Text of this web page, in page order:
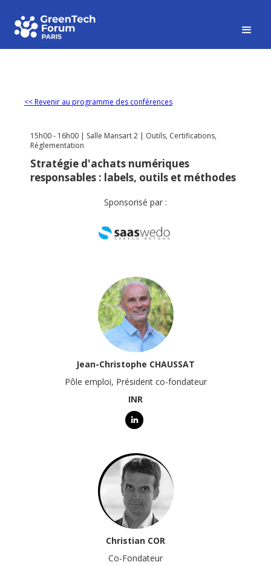
<< Revenir au programme des conférences
15h00 - 16h00 | Salle Mansart 2 | Outils, Certifications,
Réglementation
Stratégie d'achats numériques
responsables : labels, outils et méthodes
Sponsorisé par :
Jean-Christophe CHAUSSAT
Pôle emploi, Président co-fondateur
INR
Christian COR
Co-Fondateur